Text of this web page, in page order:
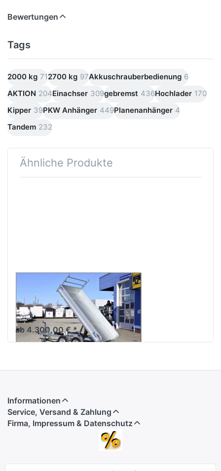
Bewertungen
Tags
2000 kg 712700 kg 97Akkuschrauberbedienung 6
AKTION 204Einachser 309gebremst 436Hochlader 170
Kipper 39PKW Anhänger 449Planenanhänger 4
Tandem 232
Ähnliche Produkte
PW1.2E Lux
Heckkipper 2000 kg
Tandemachser E-Hydraulik
ab 4.300,00 € *
Informationen
Service, Versand & Zahlung
Firma, Impressum & Datenschutz